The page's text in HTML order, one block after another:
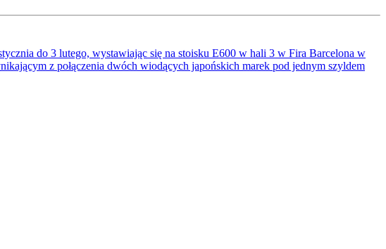
do 3 lutego, wystawiając się na stoisku E600 w hali 3 w Fira Barcelona w
z połączenia dwóch wiodących japońskich marek pod jednym szyldem